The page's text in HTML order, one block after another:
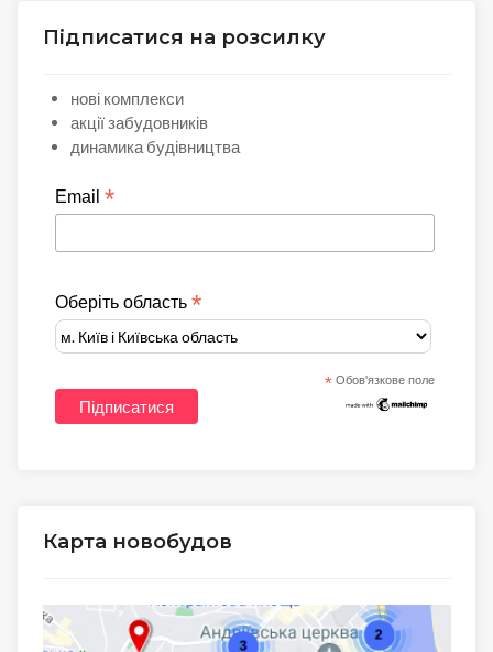
Підписатися на розсилку
нові комплекси
акції забудовників
динамика будівництва
Email *
Оберіть область *
* Обов'язкове поле
Карта новобудов